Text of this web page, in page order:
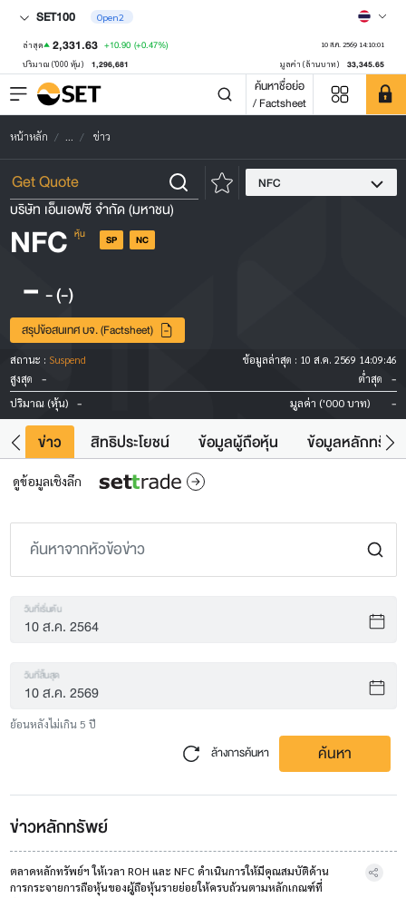
SET100 Open2
ล่าสุด 2,331.63 +10.90 (+0.47%) 10 ส.ค. 2569 14:10:01
ปริมาณ ('000 หุ้น) 1,296,681 มูลค่า (ล้านบาท) 33,345.65
ค้นหาชื่อย่อ
/ Factsheet
หน้าหลัก ... ข่าว
NFC
บริษัท เอ็นเอฟซี จำกัด (มหาชน)
NFC หุ้น SP NC
- -(-)
สรุปข้อสนเทศ บจ. (Factsheet)
สถานะ : Suspend ข้อมูลล่าสุด : 10 ส.ค. 2569 14:09:46
สูงสุด
- ต่ำสุด -
ปริมาณ (หุ้น) - มูลค่า ('000 บาท) -
ข่าว สิทธิประโยชน์ ข้อมูลผู้ถือหุ้น ข้อมูลหลักทรัพย์
ดูข้อมูลเชิงลึก
วันที่เริ่มต้น
วันที่สิ้นสุด
ย้อนหลังไม่เกิน 5 ปี
ล้างการค้นหา ค้นหา
ข่าวหลักทรัพย์
ตลาดหลักทรัพย์ฯ ให้เวลา ROH และ NFC ดำเนินการให้มีคุณสมบัติด้าน
การกระจายการถือหุ้นของผู้ถือหุ้นรายย่อยให้ครบถ้วนตามหลักเกณฑ์ที่